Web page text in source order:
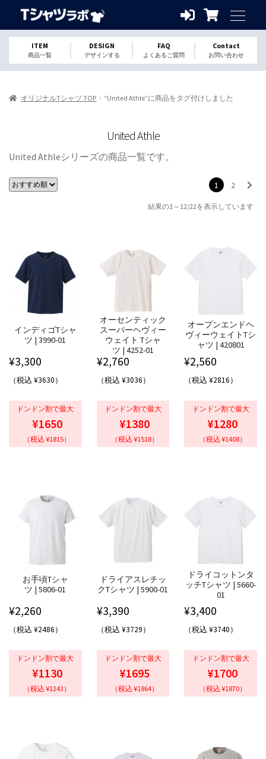
ITEM
商品一覧
DESIGN
デザインする
FAQ
よくあるご質問
Contact
お問い合わせ
オリジナルTシャツ TOP “United Athle”に商品をタグ付けしました
United Athle
United Athleシリーズの商品一覧です。
結果の1～12/22を表示しています
1 2
インディゴTシャ
ツ | 3990-01
¥3,300
（税込 ¥3630）
ドンドン割で最大
¥1650
（税込 ¥1815）
オーセンティック
スーパーヘヴィー
ウェイト Tシャ
ツ | 4252-01
¥2,760
（税込 ¥3036）
ドンドン割で最大
¥1380
（税込 ¥1518）
オープンエンドヘ
ヴィーウェイトTシ
ャツ | 420801
¥2,560
（税込 ¥2816）
ドンドン割で最大
¥1280
（税込 ¥1408）
お手頃Tシャ
ツ | 5806-01
¥2,260
（税込 ¥2486）
ドンドン割で最大
¥1130
（税込 ¥1243）
ドライアスレチッ
クTシャツ | 5900-01
¥3,390
（税込 ¥3729）
ドンドン割で最大
¥1695
（税込 ¥1864）
ドライコットンタ
ッチTシャツ | 5660-
01
¥3,400
（税込 ¥3740）
ドンドン割で最大
¥1700
（税込 ¥1870）